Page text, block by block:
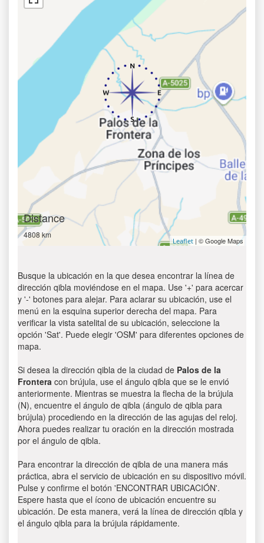
Distance
4808 km
Leaflet | © Google Maps
Busque la ubicación en la que desea encontrar la línea de
dirección qibla moviéndose en el mapa. Use '+' para acercar
y '-' botones para alejar. Para aclarar su ubicación, use el
menú en la esquina superior derecha del mapa. Para
verificar la vista satelital de su ubicación, seleccione la
opción 'Sat'. Puede elegir 'OSM' para diferentes opciones de
mapa.
Si desea la dirección qibla de la ciudad de Palos de la
Frontera con brújula, use el ángulo qibla que se le envió
anteriormente. Mientras se muestra la flecha de la brújula
(N), encuentre el ángulo de qibla (ángulo de qibla para
brújula) procediendo en la dirección de las agujas del reloj.
Ahora puedes realizar tu oración en la dirección mostrada
por el ángulo de qibla.
Para encontrar la dirección de qibla de una manera más
práctica, abra el servicio de ubicación en su dispositivo móvil.
Pulse y confirme el botón 'ENCONTRAR UBICACIÓN'.
Espere hasta que el ícono de ubicación encuentre su
ubicación. De esta manera, verá la línea de dirección qibla y
el ángulo qibla para la brújula rápidamente.